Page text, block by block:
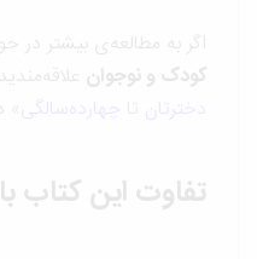
اگر به مطالعه‌ی بیشتر در حوزه‌ی
کودک و نوجوانعلاقه‌مندید،
دخترتان تا چهارده‌سالگی» در
تفاوت این کتاب با